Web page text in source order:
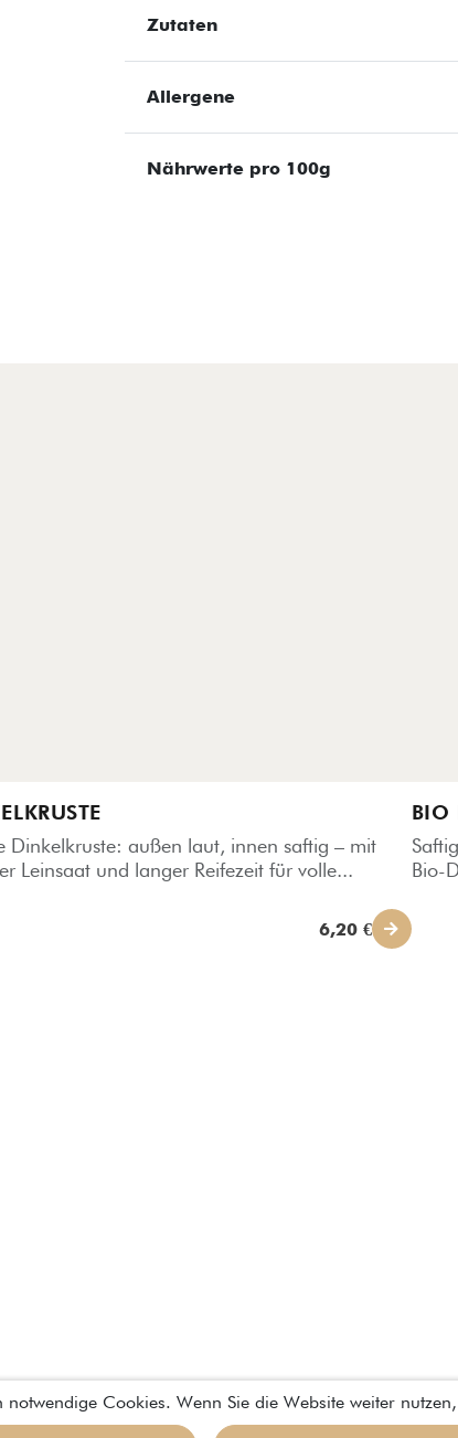
Zutaten
Allergene
Nährwerte pro 100g
Dinkelkruste: außen laut, innen saftig – mit
Leinsaat und langer Reifezeit für volle...
6,20 €
BIO
Bio-
notwendige Cookies. Wenn Sie die Website weiter